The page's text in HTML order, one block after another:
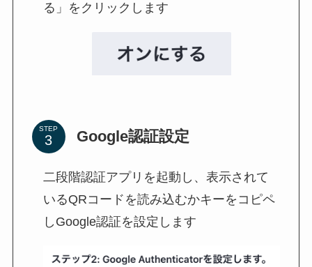
る」をクリックします
STEP Google認証設定
二段階認証アプリを起動し、表示されて
いるQRコードを読み込むかキーをコピペ
しGoogle認証を設定します